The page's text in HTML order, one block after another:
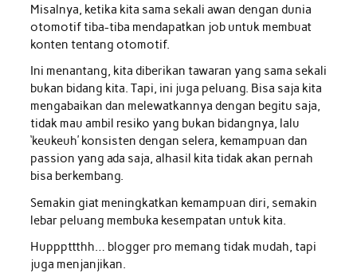
Misalnya, ketika kita sama sekali awan dengan dunia
otomotif tiba-tiba mendapatkan job untuk membuat
konten tentang otomotif.
Ini menantang, kita diberikan tawaran yang sama sekali
bukan bidang kita. Tapi, ini juga peluang. Bisa saja kita
mengabaikan dan melewatkannya dengan begitu saja,
tidak mau ambil resiko yang bukan bidangnya, lalu
‘keukeuh’ konsisten dengan selera, kemampuan dan
passion yang ada saja, alhasil kita tidak akan pernah
bisa berkembang.
Semakin giat meningkatkan kemampuan diri, semakin
lebar peluang membuka kesempatan untuk kita.
Hupppttthh… blogger pro memang tidak mudah, tapi
juga menjanjikan.